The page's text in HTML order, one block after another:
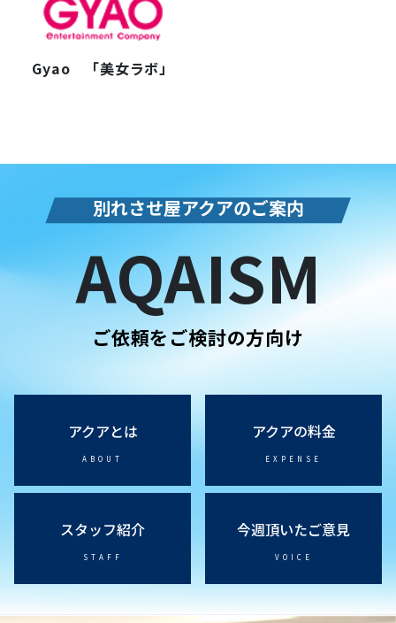
Gyao 「美女ラボ」
別れさせ屋アクアのご案内
AQAISM
ご依頼をご検討の方向け